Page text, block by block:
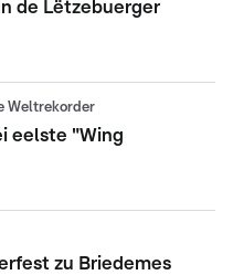
de Lëtzebuerger
Weltrekorder
eelste "Wing
zu Briedemes